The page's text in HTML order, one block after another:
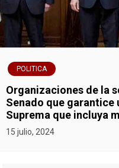
POLITICA
Organizaciones de la
Senado que garantice
Suprema que incluya
15 julio, 2024